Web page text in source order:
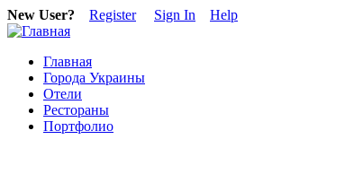
New User? Register Sign In Help
Главная
Города Украины
Отели
Рестораны
Портфолио